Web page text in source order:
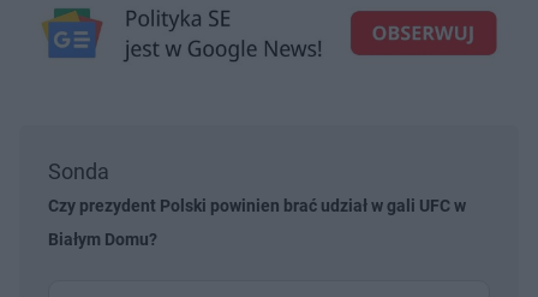
Sonda
Czy prezydent Polski powinien brać udział w gali UFC w
Białym Domu?